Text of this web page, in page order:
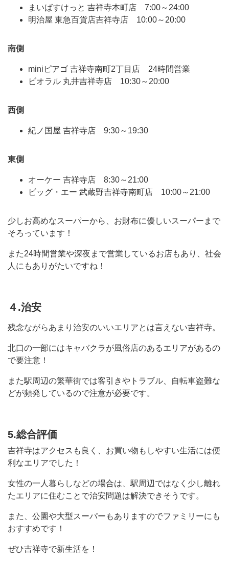
まいばすけっと 吉祥寺本町店 7:00～24:00
明治屋 東急百貨店吉祥寺店 10:00～20:00
南側
miniピアゴ 吉祥寺南町2丁目店 24時間営業
ビオラル 丸井吉祥寺店 10:30～20:00
西側
紀ノ国屋 吉祥寺店 9:30～19:30
東側
オーケー 吉祥寺店 8:30～21:00
ビッグ・エー 武蔵野吉祥寺南町店 10:00～21:00
少しお高めなスーパーから、お財布に優しいスーパーまで
そろっています！
また24時間営業や深夜まで営業しているお店もあり、社会
人にもありがたいですね！
４.治安
残念ながらあまり治安のいいエリアとは言えない吉祥寺。
北口の一部にはキャバクラが風俗店のあるエリアがあるの
で要注意！
また駅周辺の繁華街では客引きやトラブル、自転車盗難な
どが頻発しているので注意が必要です。
5.総合評価
吉祥寺はアクセスも良く、お買い物もしやすい生活には便
利なエリアでした！
女性の一人暮らしなどの場合は、駅周辺ではなく少し離れ
たエリアに住むことで治安問題は解決できそうです。
また、公園や大型スーパーもありますのでファミリーにも
おすすめです！
ぜひ吉祥寺で新生活を！